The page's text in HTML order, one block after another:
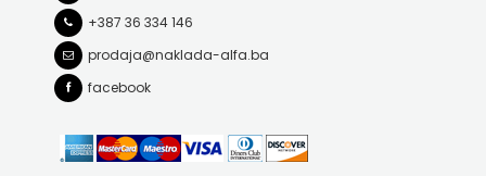
+387 36 334 146
prodaja@naklada-alfa.ba
facebook